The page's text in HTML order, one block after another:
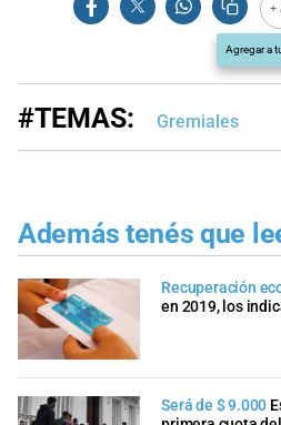
+
Agregar a
#TEMAS: Gremiales
Además tenés que
Recuperación
en 2019, los
Será de $ 9.000